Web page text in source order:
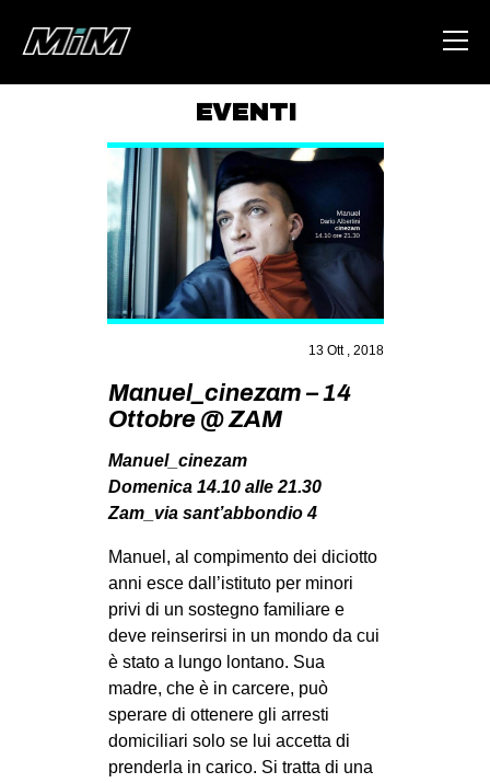
ABOUT
AREA
DEGENERAZIONE
GAZA FREESTYLE
CSOA LAMBRETTA
MSM
STUDENTI TSUNAMI
ZAM
MILANO
SPAZI
SPORT POPOLARE
MOVIMENTI
AMBIENTE
ANTIFASCISMO
DIRITTO ALL’ABITARE
EVENTI
13 Ott , 2018
Manuel_cinezam – 14
Ottobre @ ZAM
Manuel_cinezam
Domenica 14.10 alle 21.30
Zam_via sant’abbondio 4
Manuel, al compimento dei diciotto
anni esce dall’istituto per minori
privi di un sostegno familiare e
deve reinserirsi in un mondo da cui
è stato a lungo lontano. Sua
madre, che è in carcere, può
sperare di ottenere gli arresti
domiciliari solo se lui accetta di
prenderla in carico. Si tratta di una